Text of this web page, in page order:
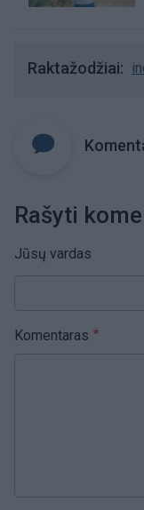
Raktažodžiai
Rašyti
Jūsų vardas
Komentaras